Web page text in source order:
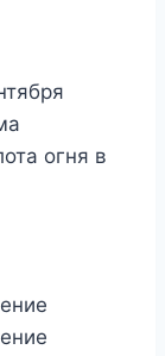
огня в